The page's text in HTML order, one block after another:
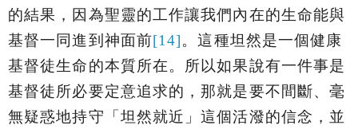
的結果，因為聖靈的工作讓我們內在的生命能與
基督一同進到神面前[14]。這種坦然是一個健康
基督徒生命的本質所在。所以如果說有一件事是
基督徒所必要定意追求的，那就是要不間斷、毫
無疑惑地持守「坦然就近」這個活潑的信念，並